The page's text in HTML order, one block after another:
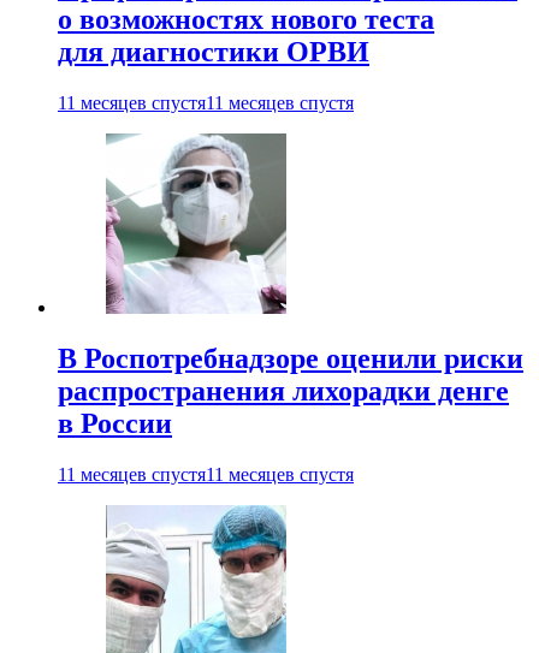
о возможностях нового теста
для диагностики ОРВИ
11 месяцев спустя11 месяцев спустя
В Роспотребнадзоре оценили риски
распространения лихорадки денге
в России
11 месяцев спустя11 месяцев спустя